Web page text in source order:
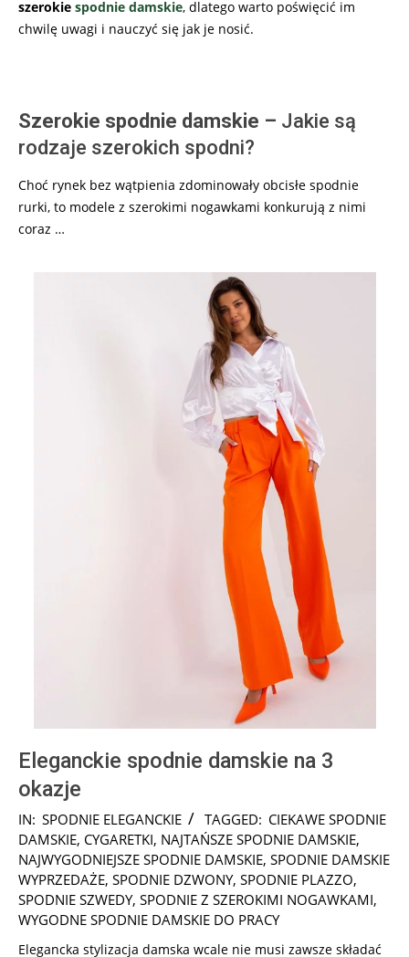
szerokie spodnie damskie, dlatego warto poświęcić im
chwilę uwagi i nauczyć się jak je nosić.
Szerokie spodnie damskie – Jakie są
rodzaje szerokich spodni?
Choć rynek bez wątpienia zdominowały obcisłe spodnie
rurki, to modele z szerokimi nogawkami konkurują z nimi
coraz …
Eleganckie spodnie damskie na 3
okazje
2025-
08-
16
IN: SPODNIE ELEGANCKIE TAGGED: CIEKAWE SPODNIE
DAMSKIE, CYGARETKI, NAJTAŃSZE SPODNIE DAMSKIE,
NAJWYGODNIEJSZE SPODNIE DAMSKIE, SPODNIE DAMSKIE
WYPRZEDAŻE, SPODNIE DZWONY, SPODNIE PLAZZO,
SPODNIE SZWEDY, SPODNIE Z SZEROKIMI NOGAWKAMI,
WYGODNE SPODNIE DAMSKIE DO PRACY
Elegancka stylizacja damska wcale nie musi zawsze składać